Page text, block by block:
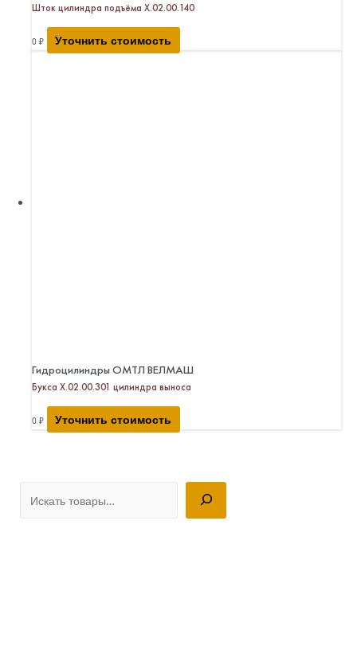
Шток цилиндра подъёма Х.02.00.140
0 ₽ Уточнить стоимость
Гидроцилиндры ОМТЛ ВЕЛМАШ
Букса Х.02.00.301 цилиндра выноса
0 ₽ Уточнить стоимость